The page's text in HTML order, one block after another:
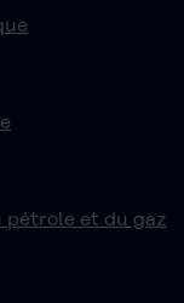
pétrole et du gaz